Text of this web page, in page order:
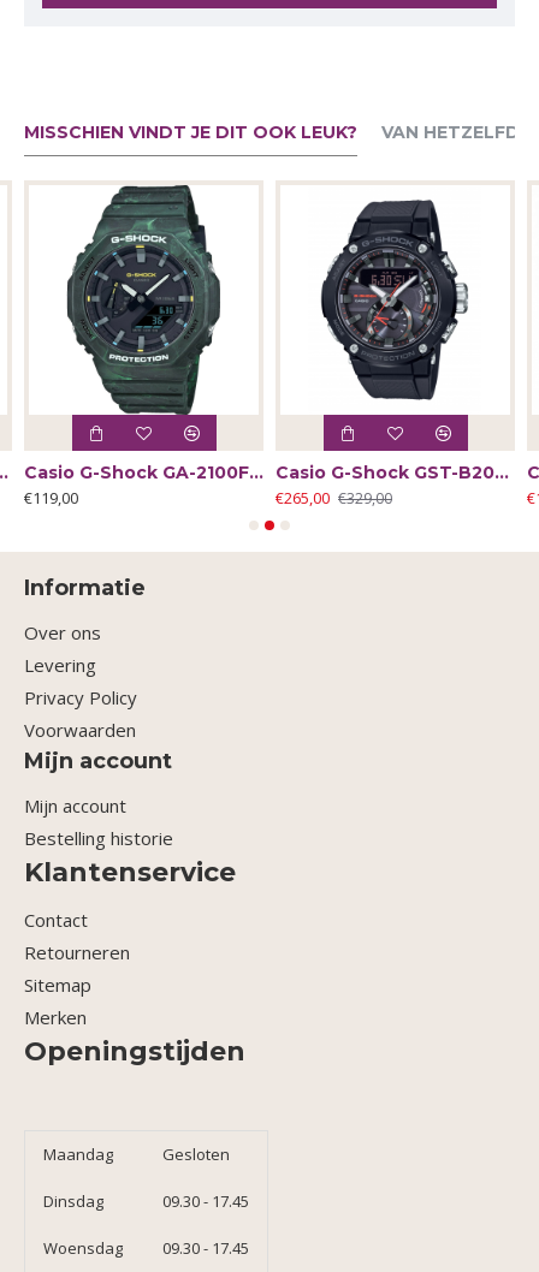
MISSCHIEN VINDT JE DIT OOK LEUK? VAN HETZELFDE
1AVUEF - 65594
Casio G-Shock GA-2100FR-3AER - 61819
€119,00
Casio G-Shock GST-B200B-1EAR - 58972
€265,00 €329,00
Informatie
Over ons
Levering
Privacy Policy
Voorwaarden
Mijn account
Mijn account
Bestelling historie
Klantenservice
Contact
Retourneren
Sitemap
Merken
Openingstijden
Maandag Gesloten
Dinsdag 09.30 - 17.45
Woensdag 09.30 - 17.45